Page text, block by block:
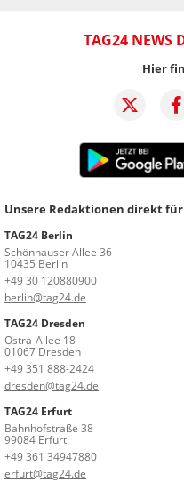
TAG24
Hier
Unsere Redaktionen direkt
TAG24 Berlin
Schönhauser Allee 36
10435 Berlin
+49 30 120880900
berlin@tag24.de
TAG24 Dresden
Ostra-Allee 18
01067 Dresden
+49 351 888-2424
dresden@tag24.de
TAG24 Erfurt
Bahnhofstraße 38
99084 Erfurt
+49 361 34947880
erfurt@tag24.de